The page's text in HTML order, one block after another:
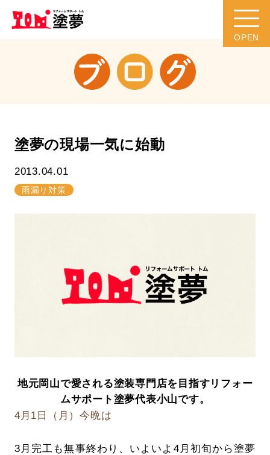
塗夢の現場一気に始動
2013.04.01
雨漏り対策
地元岡山で愛される塗装専門店を目指すリフォー
ムサポート塗夢代表小山です。
4月1日（月）今晩は
3月完工も無事終わり、いよいよ4月初旬から塗夢